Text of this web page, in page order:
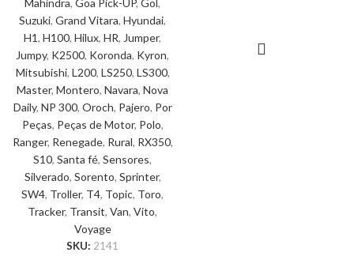
Mahindra, Goa Pick-UP, Gol,
Suzuki, Grand Vitara, Hyundai,
H1, H100, Hilux, HR, Jumper,
Jumpy, K2500, Koronda, Kyron,
Mitsubishi, L200, LS250, LS300,
Master, Montero, Navara, Nova
Daily, NP 300, Oroch, Pajero, Por
Peças, Peças de Motor, Polo,
Ranger, Renegade, Rural, RX350,
S10, Santa fé, Sensores,
Silverado, Sorento, Sprinter,
SW4, Troller, T4, Topic, Toro,
Tracker, Transit, Van, Vito,
Voyage
SKU: 2141